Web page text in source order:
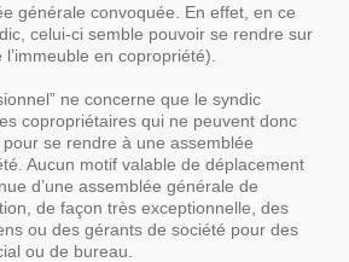
générale convoquée. En effet, en ce
celui-ci semble pouvoir se rendre sur
en copropriété).
ne concerne que le syndic
copropriétaires qui ne peuvent donc
se rendre à une assemblée
Aucun motif valable de déplacement
d’une assemblée générale de
de façon très exceptionnelle, des
ou des gérants de société pour des
ou de bureau.